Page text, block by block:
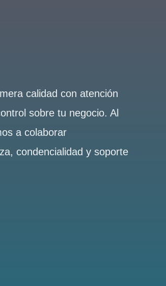
calidad con atención
sobre tu negocio. Al
a colaborar
condencialidad y soporte